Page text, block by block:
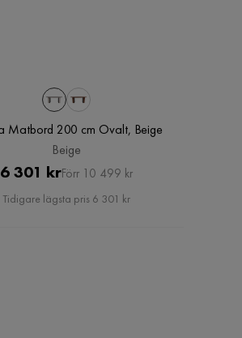
Matbord 200 cm Ovalt, Beige
Beige
Pris
6 301 krOriginal
Pris
Förr 10 499 kr
Tidigare lägsta pris 6 301 kr